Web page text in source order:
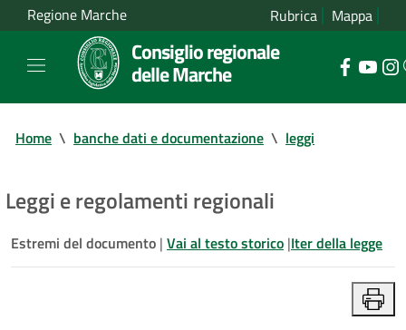
Regione Marche Rubrica Mappa
Consiglio regionale
delle Marche
Home \ banche dati e documentazione \ leggi
Leggi e regolamenti regionali
Estremi del documento | Vai al testo storico |Iter della legge